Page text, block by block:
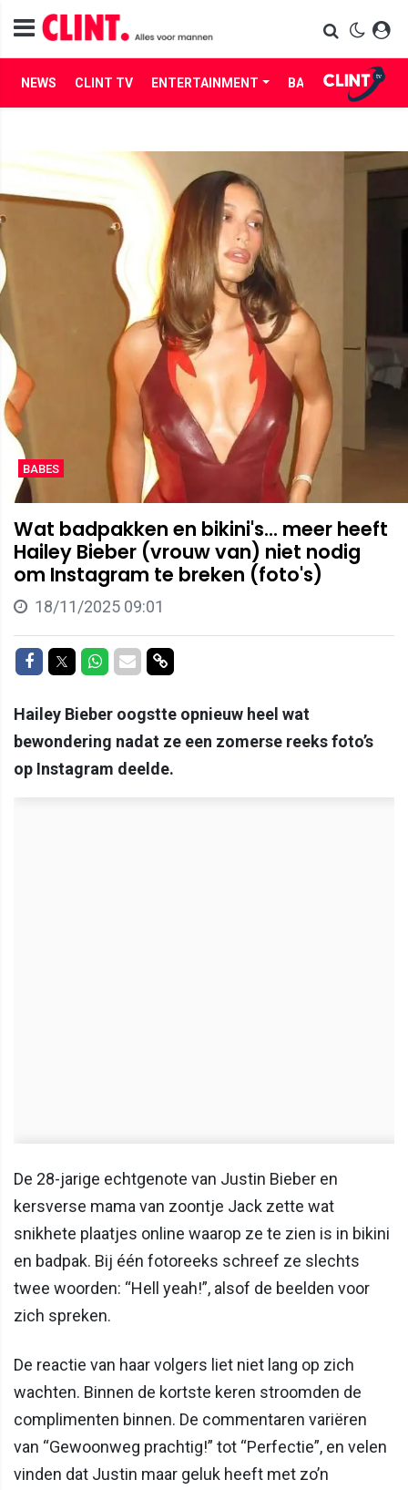
NEWS CLINT TV ENTERTAINMENT BABES LIFE
BABES
Wat badpakken en bikini's... meer heeft
Hailey Bieber (vrouw van) niet nodig
om Instagram te breken (foto's)
18/11/2025 09:01
Delen op Facebook
Delen op Twitter
Delen op Whatsapp
Delen via Mail
Delen via link
Hailey Bieber oogstte opnieuw heel wat
bewondering nadat ze een zomerse reeks foto’s
op Instagram deelde.
De 28-jarige echtgenote van Justin Bieber en
kersverse mama van zoontje Jack zette wat
snikhete plaatjes online waarop ze te zien is in bikini
en badpak. Bij één fotoreeks schreef ze slechts
twee woorden: “Hell yeah!”, alsof de beelden voor
zich spreken.
De reactie van haar volgers liet niet lang op zich
wachten. Binnen de kortste keren stroomden de
complimenten binnen. De commentaren variëren
van “Gewoonweg prachtig!” tot “Perfectie”, en velen
vinden dat Justin maar geluk heeft met zo’n